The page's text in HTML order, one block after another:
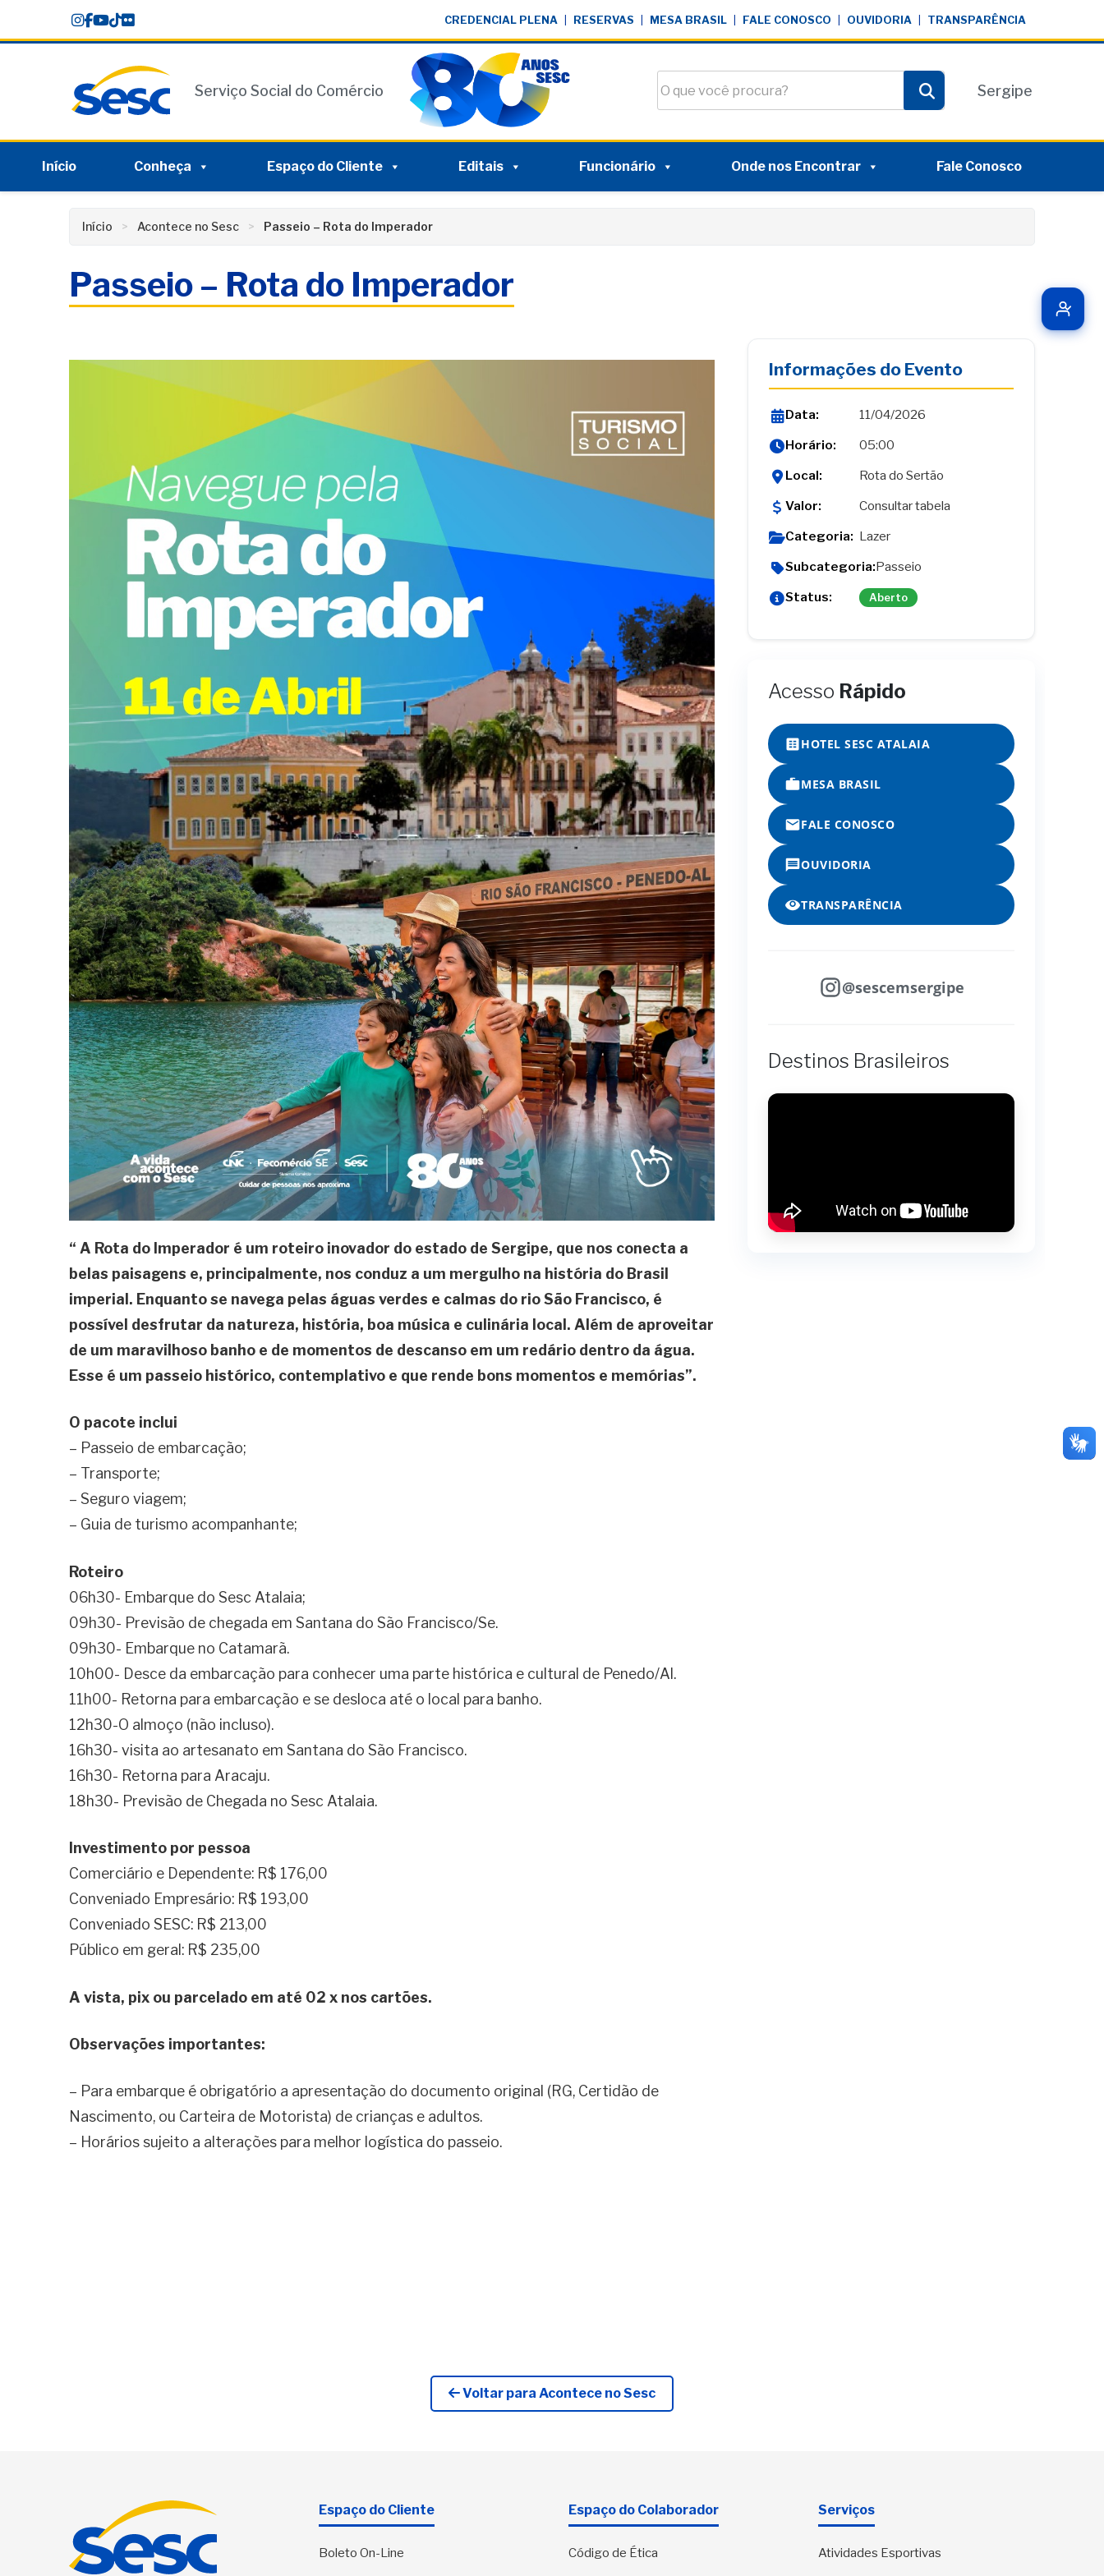
content
CREDENCIAL PLENA RESERVAS MESA BRASIL FALE CONOSCO OUVIDORIA TRANSPARÊNCIA
Serviço Social do Comércio
Pesquisar
Sergipe
Início Conheça Espaço do Cliente Editais Funcionário Onde nos Encontrar Fale Conosco
Início Acontece no Sesc Passeio – Rota do Imperador
Passeio – Rota do Imperador
“ A Rota do Imperador é um roteiro inovador do estado de Sergipe, que nos conecta a
belas paisagens e, principalmente, nos conduz a um mergulho na história do Brasil
imperial. Enquanto se navega pelas águas verdes e calmas do rio São Francisco, é
possível desfrutar da natureza, história, boa música e culinária local. Além de aproveitar
de um maravilhoso banho e de momentos de descanso em um redário dentro da água.
Esse é um passeio histórico, contemplativo e que rende bons momentos e memórias”.
O pacote inclui
– Passeio de embarcação;
– Transporte;
– Seguro viagem;
– Guia de turismo acompanhante;
Roteiro
06h30- Embarque do Sesc Atalaia;
09h30- Previsão de chegada em Santana do São Francisco/Se.
09h30- Embarque no Catamarã.
10h00- Desce da embarcação para conhecer uma parte histórica e cultural de Penedo/Al.
11h00- Retorna para embarcação e se desloca até o local para banho.
12h30-O almoço (não incluso).
16h30- visita ao artesanato em Santana do São Francisco.
16h30- Retorna para Aracaju.
18h30- Previsão de Chegada no Sesc Atalaia.
Investimento por pessoa
Comerciário e Dependente: R$ 176,00
Conveniado Empresário: R$ 193,00
Conveniado SESC: R$ 213,00
Público em geral: R$ 235,00
A vista, pix ou parcelado em até 02 x nos cartões.
Observações importantes:
– Para embarque é obrigatório a apresentação do documento original (RG, Certidão de
Nascimento, ou Carteira de Motorista) de crianças e adultos.
– Horários sujeito a alterações para melhor logística do passeio.
Informações do Evento
Data:
11/04/2026
Horário:
05:00
Local:
Rota do Sertão
Valor:
Consultar tabela
Categoria: Lazer
Subcategoria:Passeio
Status:
Aberto
Acesso Rápido
HOTEL SESC ATALAIA
MESA BRASIL
FALE CONOSCO
OUVIDORIA
TRANSPARÊNCIA
@sescemsergipe
Destinos Brasileiros
Voltar para Acontece no Sesc
Espaço do Cliente
Boleto On-Line
Espaço do Colaborador
Código de Ética
Serviços
Atividades Esportivas